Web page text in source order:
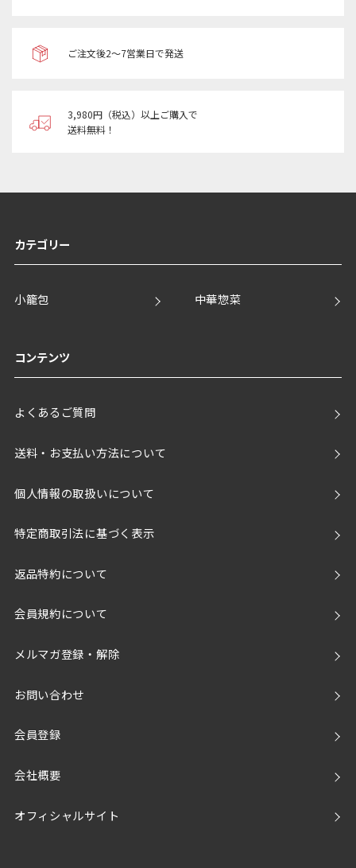
ご注文後2～7営業日で発送
3,980円（税込）以上ご購入で
送料無料！
カテゴリー
小籠包 中華惣菜
コンテンツ
よくあるご質問
送料・お支払い方法について
個人情報の取扱いについて
特定商取引法に基づく表示
返品特約について
会員規約について
メルマガ登録・解除
お問い合わせ
会員登録
会社概要
オフィシャルサイト